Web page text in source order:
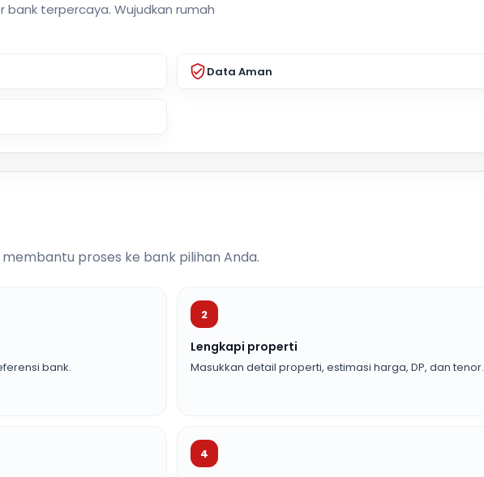
terpercaya. Wujudkan rumah
Data Aman
proses ke bank pilihan Anda.
bank.
2
Lengkapi properti
Masukkan detail properti, estimasi harga, DP, dan tenor.
4